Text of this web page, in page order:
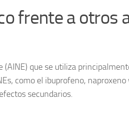
frente a otros
que se utiliza
como el ibuprofeno, naproxeno
secundarios.